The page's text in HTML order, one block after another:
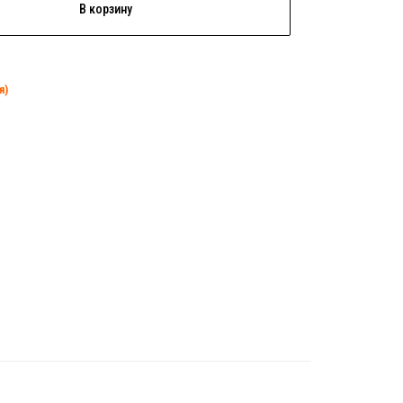
В корзину